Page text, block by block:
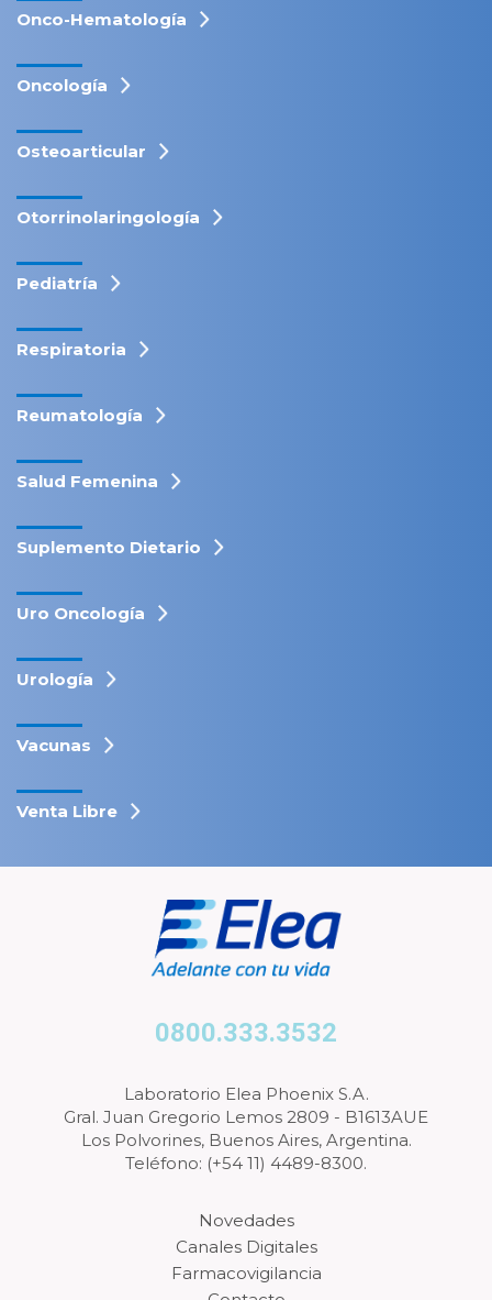
Onco-Hematología
Oncología
Osteoarticular
Otorrinolaringología
Pediatría
Respiratoria
Reumatología
Salud Femenina
Suplemento Dietario
Uro Oncología
Urología
Vacunas
Venta Libre
0800.333.3532
Laboratorio Elea Phoenix S.A.
Gral. Juan Gregorio Lemos 2809 - B1613AUE
Los Polvorines, Buenos Aires, Argentina.
Teléfono: (+54 11) 4489-8300.
Novedades
Canales Digitales
Farmacovigilancia